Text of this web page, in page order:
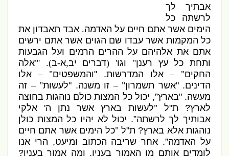
אבתיך לך
לרשתה כל
הימים אשר אתם חיים על האדמה.אבד תאבדון את
כל המקמות אשר עבדו שם הגוים אשר אתם ירשים
אתם את אלהיהם על ההרים הרמים ועל הגבעות
ותחת כל עץ רענן"וגו' ( דברים יב,א-ב). '"
אלה
החקים" – אלו המדרשות. " והמשפטים" –
אלו
הדינים. "אשר תשמרון" – זו משנה. " לעשות" – זה
מעשה. "בארץ”
,יכול כל המצות כולם נוהגות בחוצה
לארץ?ת "ל" לעשות בארץ אשר נתן ה 'אלקי
אבותיך לך לרשתה”.יכול לא יהיו כל המצות כולן
נוהגות אלא בארץ?ת "ל"כל הימים אשר אתם חיים
על האדמה”.אחר שריבה הכתוב ומיעט,הרי אנו
לומדים אותם מן האמור בענין.ומה אמור בענין?